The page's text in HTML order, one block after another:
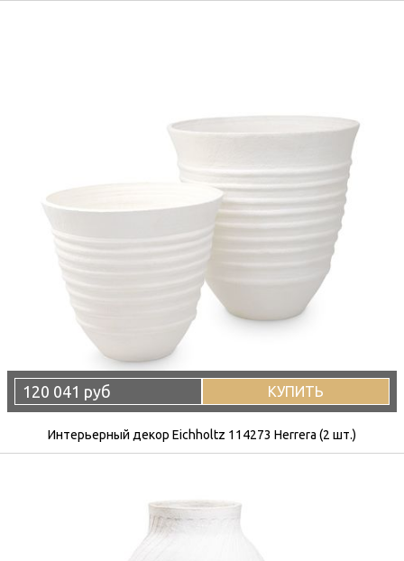
120 041 руб КУПИТЬ
Интерьерный декор Eichholtz 114273 Herrera (2 шт.)